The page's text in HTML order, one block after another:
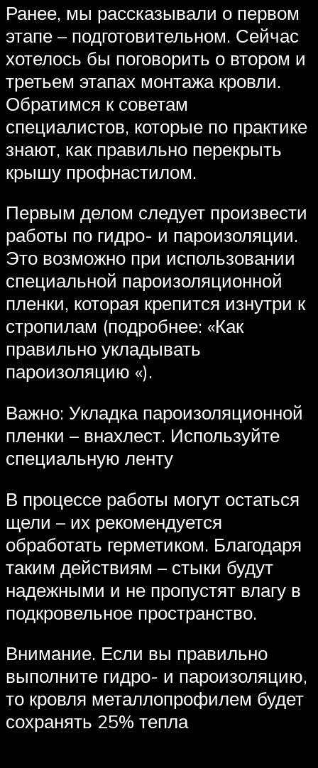
Ранее, мы рассказывали о первом
этапе – подготовительном. Сейчас
хотелось бы поговорить о втором и
третьем этапах монтажа кровли.
Обратимся к советам
специалистов, которые по практике
знают, как правильно перекрыть
крышу профнастилом.
Первым делом следует произвести
работы по гидро- и пароизоляции.
Это возможно при использовании
специальной пароизоляционной
пленки, которая крепится изнутри к
стропилам (подробнее: «Как
правильно укладывать
пароизоляцию «).
Важно: Укладка пароизоляционной
пленки – внахлест. Используйте
специальную ленту
В процессе работы могут остаться
щели – их рекомендуется
обработать герметиком. Благодаря
таким действиям – стыки будут
надежными и не пропустят влагу в
подкровельное пространство.
Внимание. Если вы правильно
выполните гидро- и пароизоляцию,
то кровля металлопрофилем будет
сохранять 25% тепла